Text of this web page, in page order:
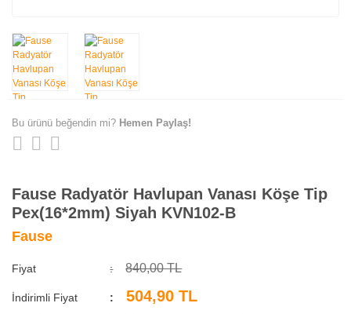
Bu ürünü beğendin mi? Hemen Paylaş!
Fause Radyatör Havlupan Vanası Köşe Tip
Pex(16*2mm) Siyah KVN102-B
Fause
Fiyat 840,00 TL
İndirimli Fiyat 504,90 TL